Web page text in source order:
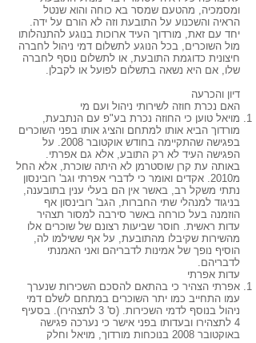
ומסמכיה, מהטעם שמסר בא כוחה והוא שנטל
הראיה והשכנוע על התובעת וזה לא הורם על ידה.
יחד עם זאת, מורדוך העיד ארוכות בנוגע להתנהלותו
מול השוכרים, בכל הנוגע לתשלום דמי ניהול לחברה
חיצונית כדוגמת התובעת, או לתשלום נוסף לחברה
שלו, אם היא נשאה בתשלום לפועל או לקבלן.
דיון והכרעה
האם נכרת חוזה לשירותי ניהול ועם מי
מויאל טוען כי החוזה נכרת בע"פ עם הנתבעת,
מורדוך הביא אותו למתחם והציג אותו בפני השוכרים
בפגישה שהתקיימה בחודש אוקטובר 2008. על
הפגישה העיד לא רק התובע, אלא גם אפרתי.
באותה עת קרן שוסטרמן לא היתה שוכרת, אלא החל
מ2010. אקדים ואומר כי לדברי אפרתי וגב' רובינסון
נתתי משקל רב, באשר אין הם בעלי ענין בתובענה,
בניגוד למנהלי שתי החברות, הגב' רובינסון אף
הוזמנה בעל כורחה באשר סירבה למסור תצהיר
עדות ראשית. חוסר שביעות רצונם של שוכרים אלו
מהשירות שקיבלו מהתובעת, על אף ששילמו לה,
הוסיף נופך של אמינות לדבריהם ואני האמנתי
לדבריהם.
עדות אפרתי
אפרתי הצהיר כי בהתאם להסכם השכירות שנערך
עמו התחייב כמו יתר השוכרים במתחם לשלם דמי
ניהול בנוסף לדמי השכירות. (ס' 3 לתצהירו). בסעיף
4 לתצהירו ובעדותו בפני אישר כי נערכה פגישה
באוקטובר 2008 בנוכחות מורדוך, מויאל וחלק